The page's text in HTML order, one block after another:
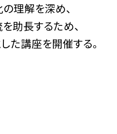
理解を深め、
助長するため、
た講座を開催する。